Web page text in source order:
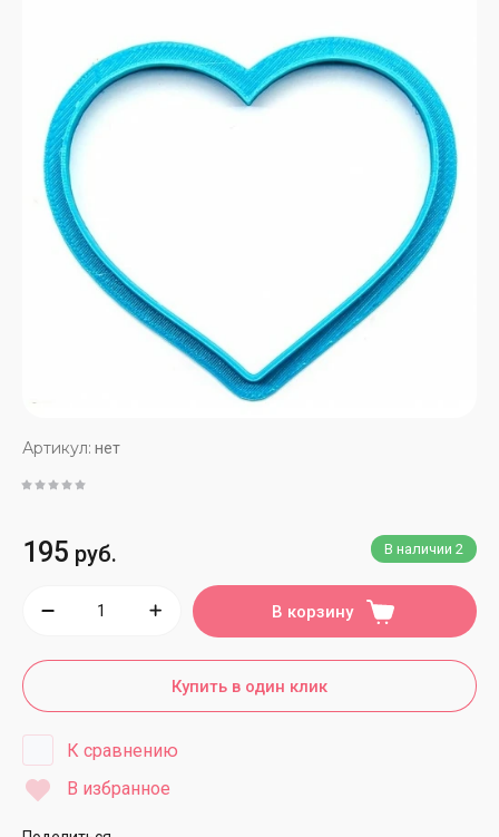
Артикул: нет
В наличии 2
195 руб.
В корзину
Купить в один клик
К сравнению
В избранное